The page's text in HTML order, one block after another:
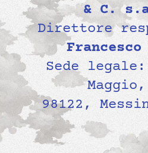
& C.
Direttore
Sede
98122,